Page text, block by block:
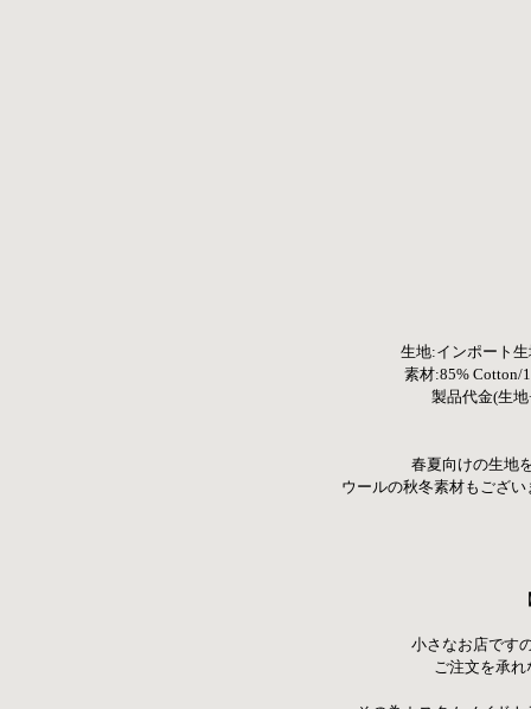
生地:インポート
素材:85% Cotton/
製品代金(生
春夏向けの生地
ウールの秋冬素材もござ
小さなお店です
ご注文を承